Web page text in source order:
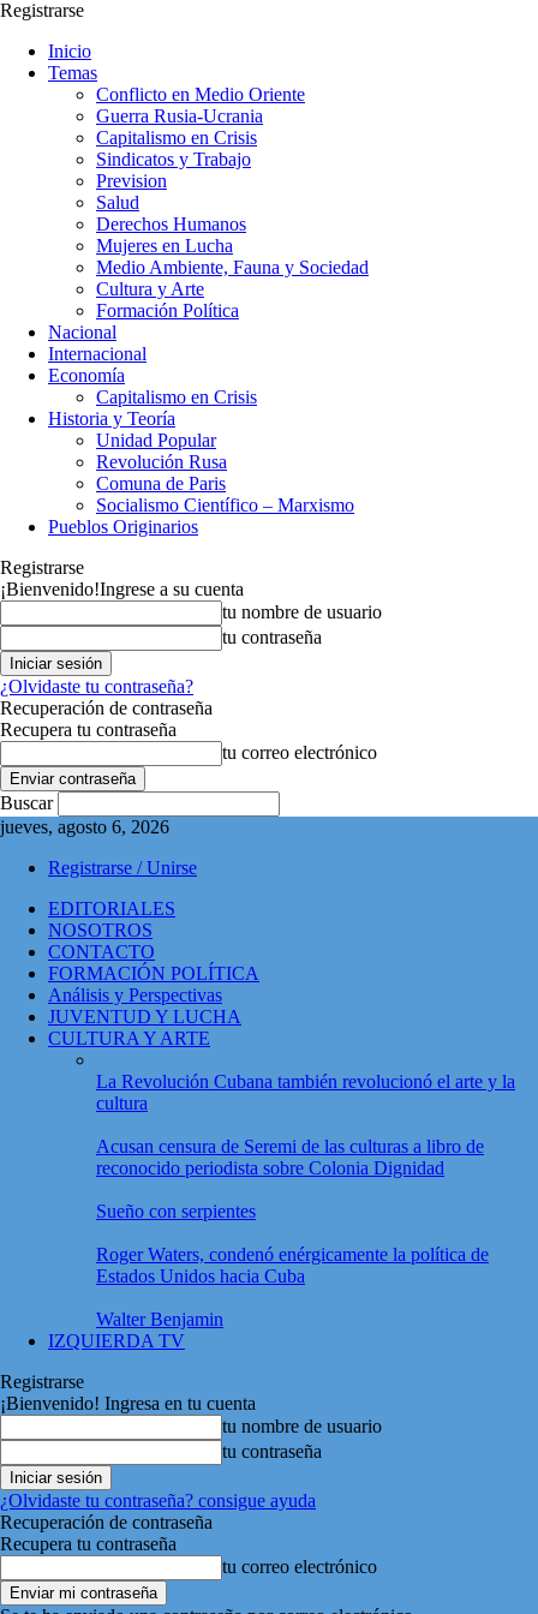
Registrarse
Inicio
Temas
Conflicto en Medio Oriente
Guerra Rusia-Ucrania
Capitalismo en Crisis
Sindicatos y Trabajo
Prevision
Salud
Derechos Humanos
Mujeres en Lucha
Medio Ambiente, Fauna y Sociedad
Cultura y Arte
Formación Política
Nacional
Internacional
Economía
Capitalismo en Crisis
Historia y Teoría
Unidad Popular
Revolución Rusa
Comuna de Paris
Socialismo Científico – Marxismo
Pueblos Originarios
Registrarse
¡Bienvenido!Ingrese a su cuenta
tu nombre de usuario
tu contraseña
¿Olvidaste tu contraseña?
Recuperación de contraseña
Recupera tu contraseña
tu correo electrónico
Buscar
jueves, agosto 6, 2026
Registrarse / Unirse
EDITORIALES
NOSOTROS
CONTACTO
FORMACIÓN POLÍTICA
Análisis y Perspectivas
JUVENTUD Y LUCHA
CULTURA Y ARTE
La Revolución Cubana también revolucionó el arte y la
cultura
Acusan censura de Seremi de las culturas a libro de
reconocido periodista sobre Colonia Dignidad
Sueño con serpientes
Roger Waters, condenó enérgicamente la política de
Estados Unidos hacia Cuba
Walter Benjamin
IZQUIERDA TV
Registrarse
¡Bienvenido! Ingresa en tu cuenta
tu nombre de usuario
tu contraseña
¿Olvidaste tu contraseña? consigue ayuda
Recuperación de contraseña
Recupera tu contraseña
tu correo electrónico